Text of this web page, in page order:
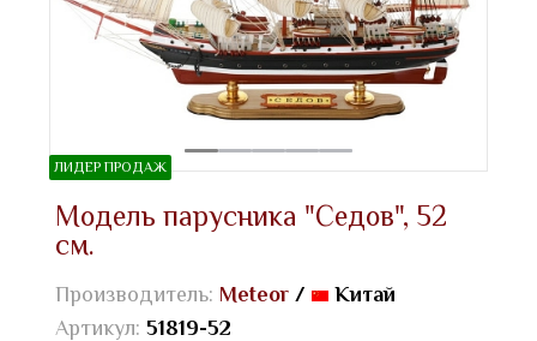
ЛИДЕР ПРОДАЖ
Модель парусника "Седов", 52
см.
Производитель: Meteor /
Китай
Артикул: 51819-52